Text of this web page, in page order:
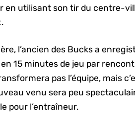
en utilisant son tir du centre-
l’ancien des Bucks a
en 15 minutes de jeu par
pas l’équipe, mais
venu sera peu
pour l’entraîneur.